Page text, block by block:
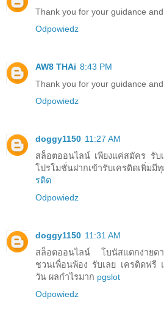
Thank you for your guidance and
Odpowiedz
AW8 THAi 8:43 PM
Thank you for your guidance and
Odpowiedz
doggy1150 11:27 AM
สล็อตออนไลน์ เพียงแค่สมัคร รับ
โปรโมชั่นฝากเข้ารับเครดิดเพิ่ม
รดิด
Odpowiedz
doggy1150 11:31 AM
สล็อตออนไลน์ โบนัสแตกง่ายด
ชวนเพื่อนพ้อง รับเลย เครดิดฟรี
วัน ผลกำไรมาก pgslot
Odpowiedz